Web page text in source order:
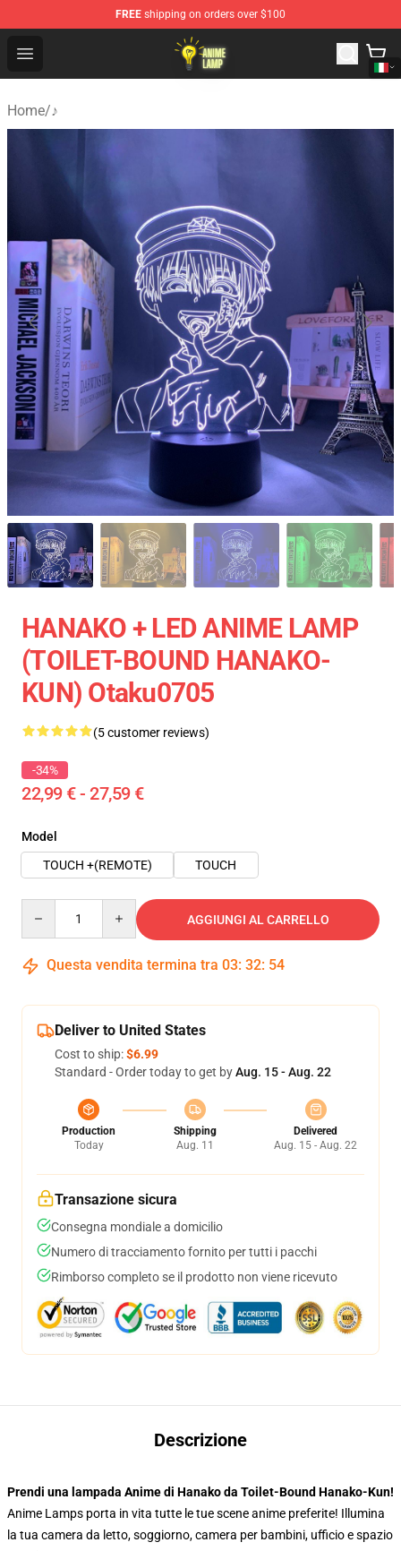
FREE shipping on orders over $100
Open menu
Anime Lamp Shop - The Best Store of Anime Lamp
Home/♪
HANAKO + LED ANIME LAMP
(TOILET-BOUND HANAKO-
KUN) Otaku0705
(5 customer reviews)
-34%
22,99 € - 27,59 €
Model
TOUCH +(REMOTE)
TOUCH
AGGIUNGI AL CARRELLO
Questa vendita termina tra 03: 32: 53
Deliver to United States
Cost to ship:$6.99
Standard - Order today to get byAug. 15 - Aug. 22
Production
Today
Shipping
Aug. 11
Delivered
Aug. 15 - Aug. 22
Transazione sicura
Consegna mondiale a domicilio
Numero di tracciamento fornito per tutti i pacchi
Rimborso completo se il prodotto non viene ricevuto
Descrizione
Prendi una lampada Anime di Hanako da Toilet-Bound Hanako-Kun!
Anime Lamps porta in vita tutte le tue scene anime preferite! Illumina
la tua camera da letto, soggiorno, camera per bambini, ufficio e spazio